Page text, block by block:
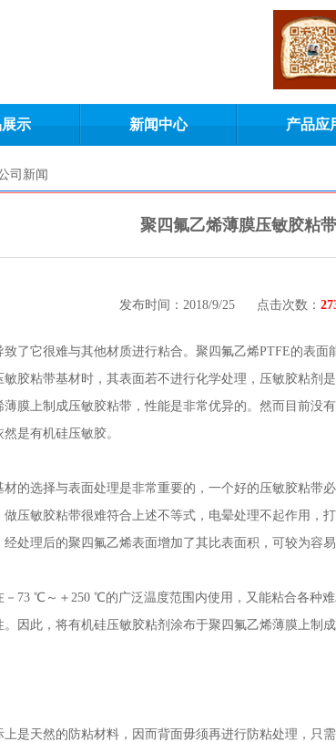
示 新闻中心 产品应
司新闻
聚四氟乙烯薄膜压敏胶粘
发布时间：2018/9/25 点击次数：
了它很难与其他材质进行粘合。聚四氟乙烯PTFE的表
胶粘带基材时，其表面若不进行化学处理，压敏胶粘剂
膜上制成压敏胶粘带，性能是非常优异的。然而目前没
是有机硅压敏胶。
选择与表面处理是非常重要的，一个好的压敏胶粘带
压敏胶粘带很难符合上述不等式，电晕处理不起作用，
处理后的聚四氟乙烯表面增加了其比表面积，可较为容易
℃～＋250 ℃的广泛温度范围内使用，又能粘合各种难
因此，将有机硅压敏胶粘剂涂布于聚四氟乙烯薄膜上制
天然的防粘材料，因而背面毋须再进行防粘处理，只